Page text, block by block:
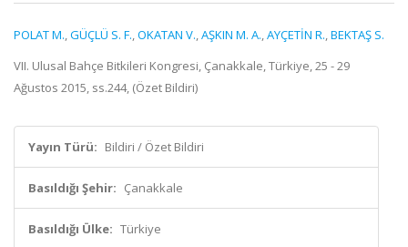
POLAT M.,GÜÇLÜ S. F.,OKATAN V.,AŞKIN M. A.,AYÇETİN R.,BEKTAŞ S.
VII. Ulusal Bahçe Bitkileri Kongresi, Çanakkale, Türkiye, 25 - 29
Ağustos 2015, ss.244, (Özet Bildiri)
Yayın Türü: Bildiri / Özet Bildiri
Basıldığı Şehir: Çanakkale
Basıldığı Ülke: Türkiye